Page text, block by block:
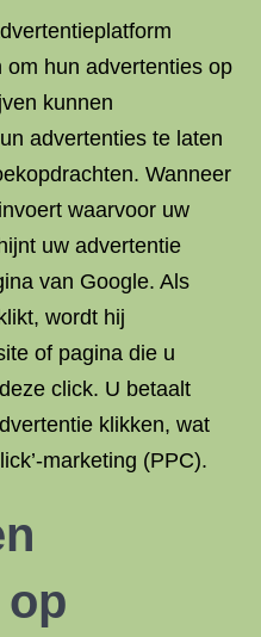
hun advertenties op
kunnen
advertenties te laten
Wanneer
waarvoor uw
uw advertentie
van Google. Als
wordt hij
of pagina die u
click. U betaalt
klikken, wat
marketing (PPC).